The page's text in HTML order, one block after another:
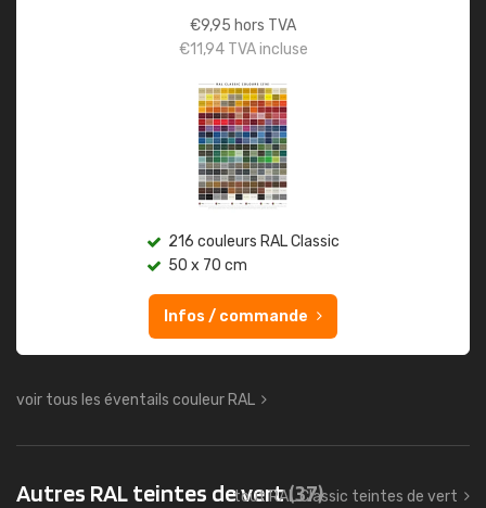
€9,95 hors TVA
€11,94TVA incluse
216 couleurs RAL Classic
50 x 70 cm
Infos / commande
voir tous les éventails couleur RAL
Autres RAL teintes de vert(37)
tout RAL Classic teintes de vert